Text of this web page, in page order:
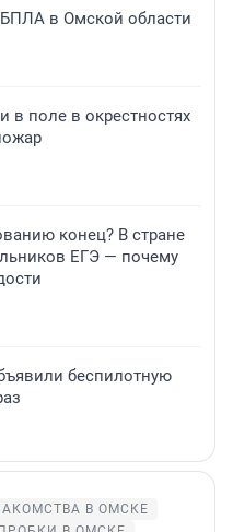
БПЛА в Омской области
поле в окрестностях
конец? В стране
ЕГЭ — почему
беспилотную
В ОМСКЕ